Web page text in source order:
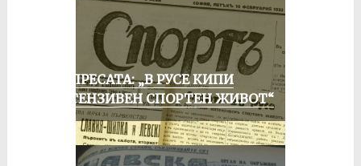
ОТ ПРЕСАТА: „В РУСЕ КИПИ
ИНТЕНЗИВЕН СПОРТЕН ЖИВОТ“